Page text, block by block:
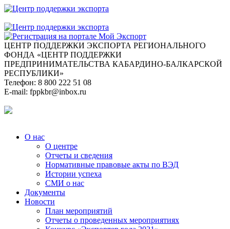
ЦЕНТР ПОДДЕРЖКИ ЭКСПОРТА РЕГИОНАЛЬНОГО
ФОНДА «ЦЕНТР ПОДДЕРЖКИ
ПРЕДПРИНИМАТЕЛЬСТВА КАБАРДИНО-БАЛКАРСКОЙ
РЕСПУБЛИКИ»
Телефон: 8 800 222 51 08
E-mail: fppkbr@inbox.ru
О нас
О центре
Отчеты и сведения
Нормативные правовые акты по ВЭД
Истории успеха
СМИ о нас
Документы
Новости
План мероприятий
Отчеты о проведенных мероприятиях